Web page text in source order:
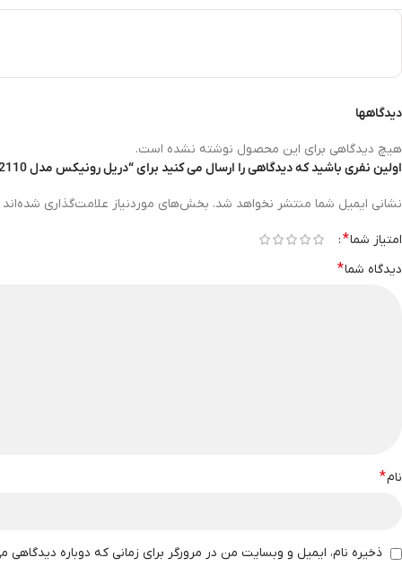
دیدگاهها
هیچ دیدگاهی برای این محصول نوشته نشده است.
اولین نفری باشید که دیدگاهی را ارسال می کنید برای “دریل رونیکس مدل 2110”
نشانی ایمیل شما منتشر نخواهد شد. بخش‌های موردنیاز علامت‌گذاری شده‌اند
امتیاز شما*
دیدگاه شما*
نام*
ذخیره نام، ایمیل و وبسایت من در مرورگر برای زمانی که دوباره دیدگاهی